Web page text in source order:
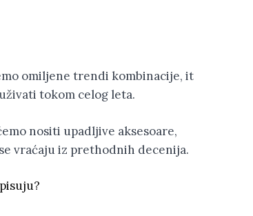
omiljene trendi kombinacije, it
tokom celog leta.
nositi upadljive aksesoare,
vraćaju iz prethodnih decenija.